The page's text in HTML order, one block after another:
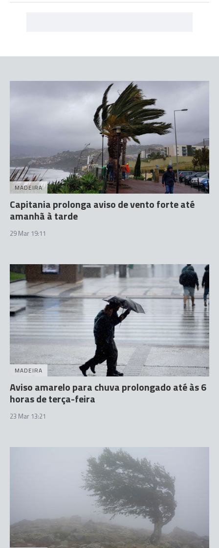
MADEIRA
Capitania prolonga aviso de vento forte até
amanhã à tarde
29 Mar 19:11
MADEIRA
Aviso amarelo para chuva prolongado até às 6
horas de terça-feira
23 Mar 13:21